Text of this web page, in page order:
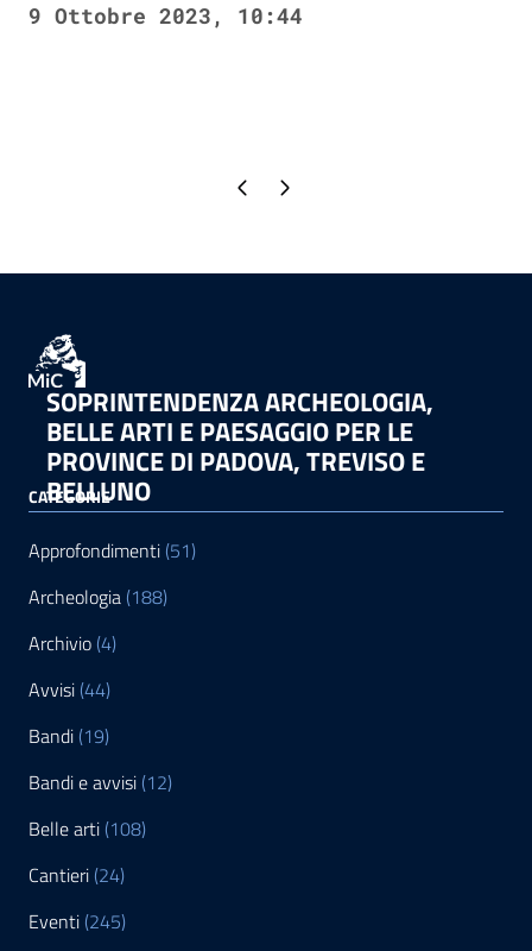
9 Ottobre 2023, 10:44
Pagina precedente
Pagina successiva
SOPRINTENDENZA ARCHEOLOGIA,
BELLE ARTI E PAESAGGIO PER LE
PROVINCE DI PADOVA, TREVISO E
BELLUNO
CATEGORIE
Approfondimenti (51)
Archeologia (188)
Archivio (4)
Avvisi (44)
Bandi (19)
Bandi e avvisi (12)
Belle arti (108)
Cantieri (24)
Eventi (245)